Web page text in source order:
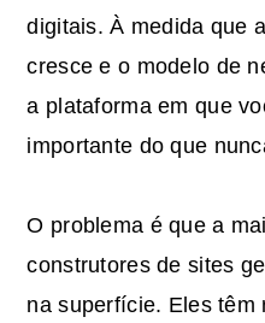
digitais. À medida que
cresce e o modelo de
a plataforma em que
importante do que
O problema é que a
construtores de sites
na superfície. Eles têm